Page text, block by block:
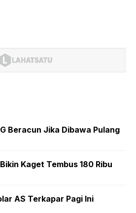
Beracun Jika Dibawa Pulang
Kaget Tembus 180 Ribu
AS Terkapar Pagi Ini